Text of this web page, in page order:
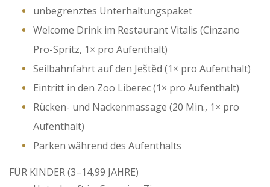
unbegrenztes Unterhaltungspaket
Welcome Drink im Restaurant Vitalis (Cinzano
Pro-Spritz, 1× pro Aufenthalt)
Seilbahnfahrt auf den Ještěd (1× pro Aufenthalt)
Eintritt in den Zoo Liberec (1× pro Aufenthalt)
Rücken- und Nackenmassage (20 Min., 1× pro
Aufenthalt)
Parken während des Aufenthalts
FÜR KINDER (3–14,99 JAHRE)